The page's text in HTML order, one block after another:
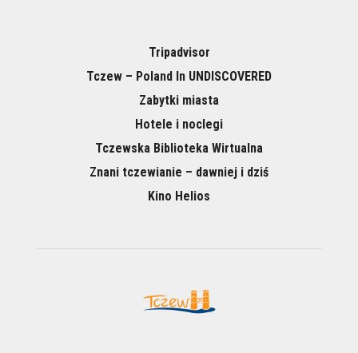
Tripadvisor
Tczew – Poland In UNDISCOVERED
Zabytki miasta
Hotele i noclegi
Tczewska Biblioteka Wirtualna
Znani tczewianie – dawniej i dziś
Kino Helios